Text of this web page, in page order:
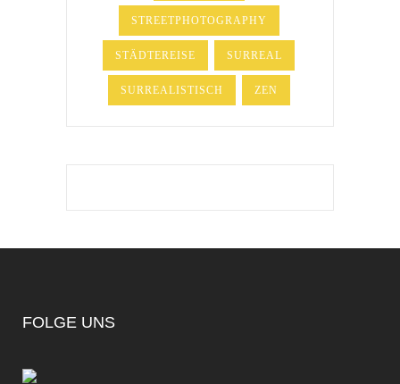
STREETPHOTOGRAPHY
STÄDTEREISE SURREAL
SURREALISTISCH ZEN
FOLGE UNS